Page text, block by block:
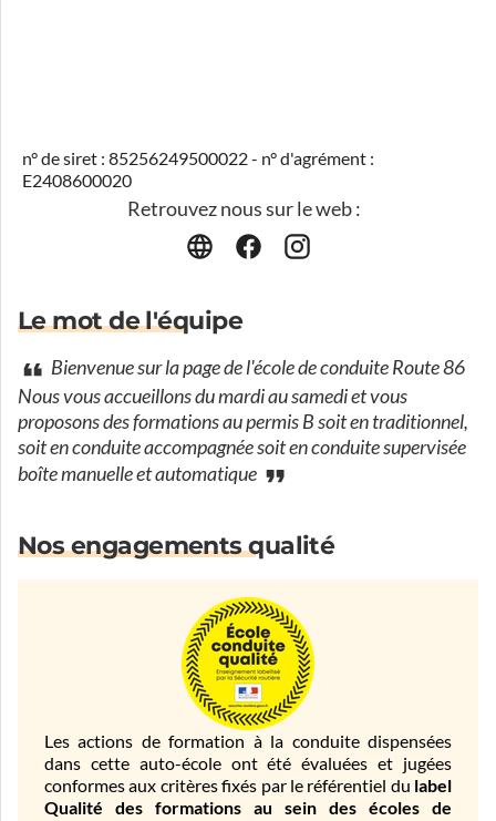
n° de siret : 85256249500022 - n° d'agrément :
E2408600020
Retrouvez nous sur le web :
Le mot de l'équipe
Bienvenue sur la page de l'école de conduite Route 86
Nous vous accueillons du mardi au samedi et vous
proposons des formations au permis B soit en traditionnel,
soit en conduite accompagnée soit en conduite supervisée
boîte manuelle et automatique
Nos engagements qualité
Les actions de formation à la conduite dispensées
dans cette auto-école ont été évaluées et jugées
conformes aux critères fixés par le référentiel du label
Qualité des formations au sein des écoles de